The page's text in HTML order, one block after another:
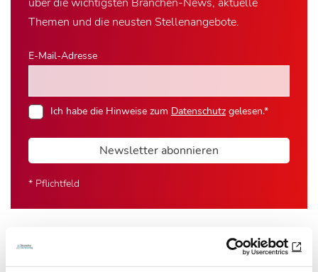
Themen und die neusten Stellenangebote.
E-Mail-Adresse
Ich habe die Hinweise zum Datenschutzgelesen.*
Newsletter abonnieren
* Pflichtfeld